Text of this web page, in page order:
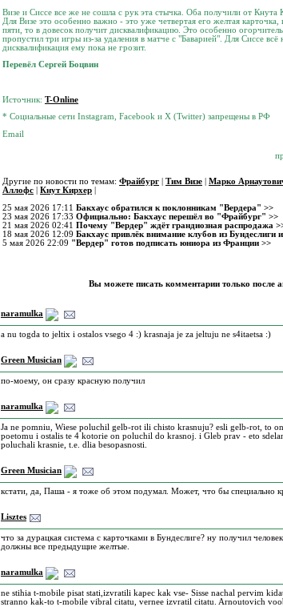
Визе и Сиссе все же не сошла с рук эта стычка. Оба получили от Кнута
Для Визе это особенно важно - это уже четвертая его желтая карточка,
пяти, то в довесок получит дисквалификацию. Это особенно
пропустил три игры из-за удаления в матче с "Баварией". Для Сиссе всё
дисквалификация ему пока не грозит.
Перевёл Сергей Боцвин
Источник: T-Online
* Социальные сети Instagram, Facebook и X (Twitter) запрещены в РФ
Другие по новости по темам: Фрайбург Тим Визе Марко
Аллофс
Кнут Кирхер
25 мая 2026 17:11 Бакхаус обратился к поклонникам "Вердера" >>
23 мая 2026 17:33 Официально: Бакхаус перешёл во "Фрайбург" >>
21 мая 2026 02:41 Почему "Вердер" ждёт грандиозная распродажа
18 мая 2026 12:09 Бакхаус привлёк внимание клубов из Бундеслиги
5 мая 2026 22:09 "Вердер" готов подписать юниора из Франции >>
Вы можете писать комментарии только после
naramulka
a nu togda to jeltix i ostalos vsego 4 :) krasnaja je za jeltuju ne s4itaetsa :)
Green Musician
по-моему, он сразу красную получил
naramulka
Ja ne pomniu, Wiese poluchil gelb-rot ili chisto krasnuju? esli gelb-rot, to
poetomu i ostalis te 4 kotorie on poluchil do krasnoj. i Gleb prav - eto
poluchali krasnie, t.e. dlia besopasnosti.
Green Musician
кстати, да, Паша - я тоже об этом подумал. Может, что бы специально
Lisztes
что за дурацкая система с карточками в Бундеслиге? ну получил
должны все предыдущие желтые.
naramulka
ne stihia t-mobile pisat stati,izvratili kapec kak vse- Sisse nachal pervim
stranno kak-to t-mobile vibral citatu, vernee izvratil citatu. Arnoutovich